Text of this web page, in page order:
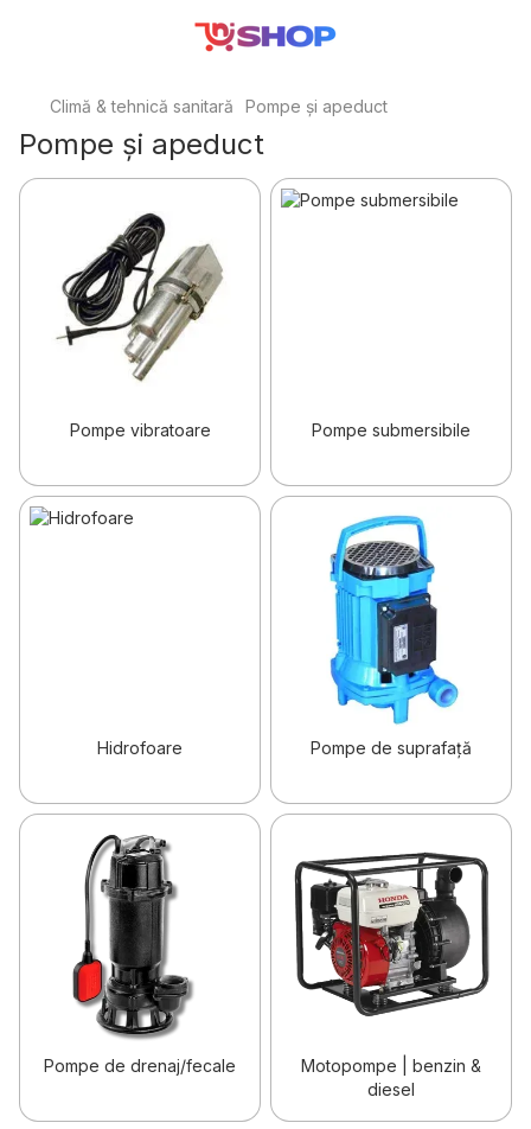
Climă & tehnică sanitară Pompe și apeduct
Pompe și apeduct
Pompe vibratoare Pompe submersibile
Hidrofoare Pompe de suprafață
Pompe de drenaj/fecale
Motopompe | benzin &
diesel